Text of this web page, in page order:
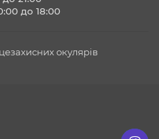
до 18:00
окулярів